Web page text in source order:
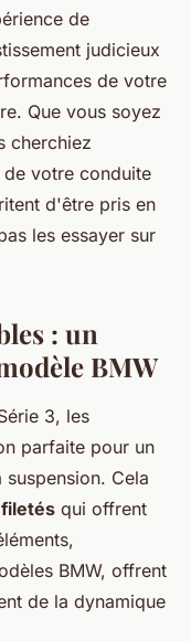
de
judicieux
de votre
Que vous soyez
cherchiez
votre conduite
d'être pris en
les essayer sur
: un
BMW
3, les
parfaite pour un
Cela
qui offrent
BMW, offrent
de la dynamique